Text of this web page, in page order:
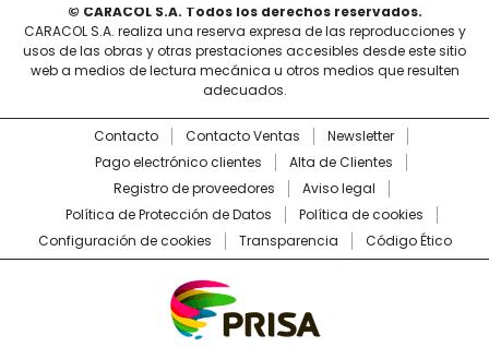
© CARACOL S.A. Todos los derechos reservados.
CARACOL S.A. realiza una reserva expresa de las reproducciones y
usos de las obras y otras prestaciones accesibles desde este sitio
web a medios de lectura mecánica u otros medios que resulten
adecuados.
Contacto Contacto Ventas
Newsletter
Pago electrónico clientes
Alta de Clientes
Registro de proveedores
Aviso legal
Política de Protección de Datos
Política de cookies
Configuración de cookies
Transparencia Código Ético